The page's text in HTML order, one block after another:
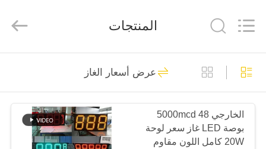
المنزل
المنتجات
حولنا
AVOE
Reserved.
شاشة LED ثابتة في
الهواء الطلق
المنتجات
عرض أسعار الغاز
الخارجي 5000mcd 48
بوصة LED غاز سعر لوحة
20W كامل اللون مقاوم